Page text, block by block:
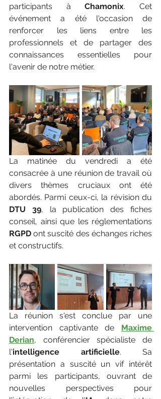
participants à Chamonix. Cet
événement a été l'occasion de
renforcer les liens entre les
professionnels et de partager des
connaissances essentielles pour
l'avenir de notre métier.
La matinée du vendredi a été
consacrée à une réunion de travail où
divers thèmes cruciaux ont été
DTU 39, la publication des fiches
RGPD ont suscité des échanges riches
et constructifs.
La réunion s'est conclue par une
intervention captivante de Maxime
Derian, conférencier spécialiste de
l'intelligence artificielle. Sa
présentation a suscité un vif intérêt
parmi les participants, ouvrant de
nouvelles perspectives pour